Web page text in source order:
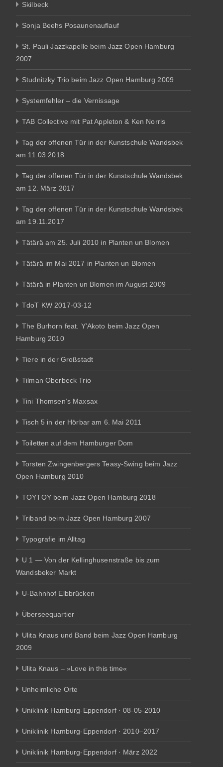
Skilbeck
Sonja Beehs Posaunenauflauf
St. Pauli Jazzkapelle beim Jazz Open Hamburg
2007
Studnitzky Trio beim Jazz Open Hamburg 2009
Systemfehler – die Vernissage
TAB Collective mit Pat Appleton & Ken Norris
Tag der offenen Tür in der Kunstschule Wandsbek
am 11.03.2018
Tag der offenen Tür in der Kunstschule Wandsbek
am 12. März 2017
Tag der offenen Tür in der Kunstschule Wandsbek
am 19.11.2017
Tätärä am 25. Juli 2010 in Planten un Blomen
Tätärä im Mai 2017 in Planten un Blomen
Tätärä in Planten un Blomen im August 2009
TdoT KW 2017-03-12
The Burhorn feat. Y’Akoto beim Jazz Open
Hamburg 2010
Tiere in der Großstadt
Tilman Oberbeck Trio
Tini Thomsen’s Maxsax
Tisch 5 in der Hörbar am 6. Mai 2011
Toiletten auf dem Hamburger Dom
Torsten Zwingenbergers Teasy-Swing beim Jazz
Open Hamburg 2010
TOYTOY beim Jazz Open Hamburg 2018
Triband beim Jazz Open Hamburg 2007
Typografie im Alltag
U 1 — Von der Kellinghusenstraße bis zum
Wandsbeker Markt
U-Bahnhof Elbbrücken
Überseequartier
Ulita Knaus und Band beim Jazz Open Hamburg
2009
Ulita Knaus – »Love in this time«
Unheimliche Orte
Uniklinik Hamburg-Eppendorf · 08-05-2010
Uniklinik Hamburg-Eppendorf · 2010–2017
Uniklinik Hamburg-Eppendorf · März 2022